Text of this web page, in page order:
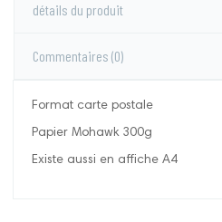
détails du produit
Commentaires (0)
Format carte postale
Papier Mohawk 300g
Existe aussi en affiche A4